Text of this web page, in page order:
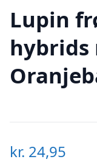
Lupin
hybrids
kr. 24,95